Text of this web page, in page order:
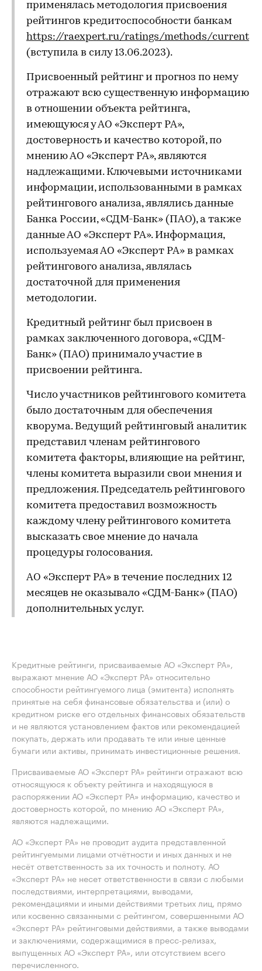
применялась методология присвоения
рейтингов кредитоспособности банкам
https://raexpert.ru/ratings/methods/current
(вступила в силу 13.06.2023).
Присвоенный рейтинг и прогноз по нему
отражают всю существенную информацию
в отношении объекта рейтинга,
имеющуюся у АО «Эксперт РА»,
достоверность и качество которой, по
мнению АО «Эксперт РА», являются
надлежащими. Ключевыми источниками
информации, использованными в рамках
рейтингового анализа, являлись данные
Банка России, «СДМ-Банк» (ПАО), а также
данные АО «Эксперт РА». Информация,
используемая АО «Эксперт РА» в рамках
рейтингового анализа, являлась
достаточной для применения
методологии.
Кредитный рейтинг был присвоен в
рамках заключенного договора, «СДМ-
Банк» (ПАО) принимало участие в
присвоении рейтинга.
Число участников рейтингового комитета
было достаточным для обеспечения
кворума. Ведущий рейтинговый аналитик
представил членам рейтингового
комитета факторы, влияющие на рейтинг,
члены комитета выразили свои мнения и
предложения. Председатель рейтингового
комитета предоставил возможность
каждому члену рейтингового комитета
высказать свое мнение до начала
процедуры голосования.
АО «Эксперт РА» в течение последних 12
месяцев не оказывало «СДМ-Банк» (ПАО)
дополнительных услуг.
Кредитные рейтинги, присваиваемые АО «Эксперт РА»,
выражают мнение АО «Эксперт РА» относительно
способности рейтингуемого лица (эмитента) исполнять
принятые на себя финансовые обязательства и (или) о
кредитном риске его отдельных финансовых обязательств
и не являются установлением фактов или рекомендацией
покупать, держать или продавать те или иные ценные
бумаги или активы, принимать инвестиционные решения.
Присваиваемые АО «Эксперт РА» рейтинги отражают всю
относящуюся к объекту рейтинга и находящуюся в
распоряжении АО «Эксперт РА» информацию, качество и
достоверность которой, по мнению АО «Эксперт РА»,
являются надлежащими.
АО «Эксперт РА» не проводит аудита представленной
рейтингуемыми лицами отчётности и иных данных и не
несёт ответственность за их точность и полноту. АО
«Эксперт РА» не несет ответственности в связи с любыми
последствиями, интерпретациями, выводами,
рекомендациями и иными действиями третьих лиц, прямо
или косвенно связанными с рейтингом, совершенными АО
«Эксперт РА» рейтинговыми действиями, а также выводами
и заключениями, содержащимися в пресс-релизах,
выпущенных АО «Эксперт РА», или отсутствием всего
перечисленного.